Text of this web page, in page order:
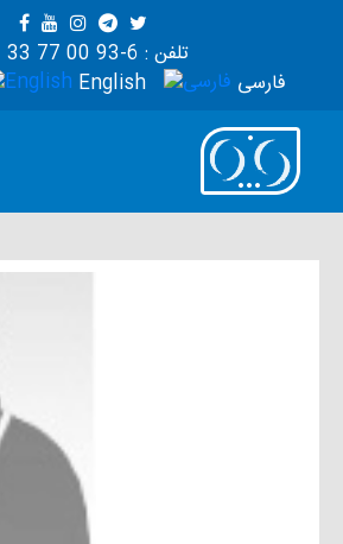
تلفن : 6-93 00 77 33 061
English فارسی